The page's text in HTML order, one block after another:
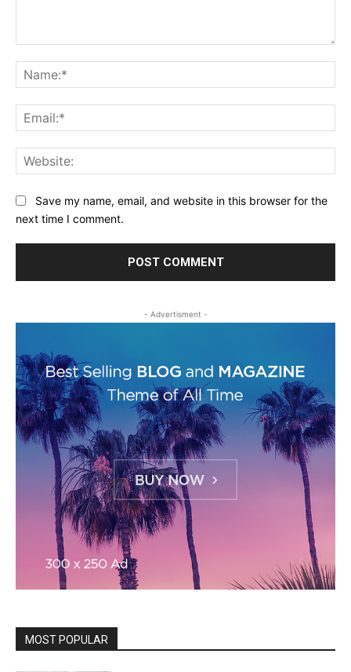
Save my name, email, and website in this browser for the
next time I comment.
- Advertisment -
MOST POPULAR